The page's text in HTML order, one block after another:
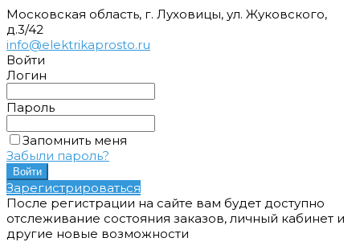
Московская область, г. Луховицы, ул. Жуковского,
д.3/42
info@elektrikaprosto.ru
Войти
Логин
Пароль
Запомнить меня
Забыли пароль?
Зарегистрироваться
После регистрации на сайте вам будет доступно
отслеживание состояния заказов, личный кабинет и
другие новые возможности